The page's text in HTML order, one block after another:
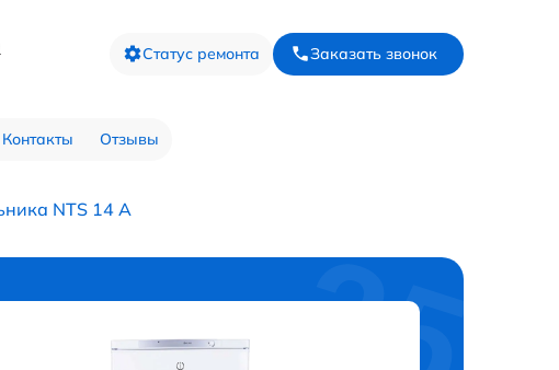
Статус ремонта Заказать звонок
Контакты Отзывы
NTS 14 A